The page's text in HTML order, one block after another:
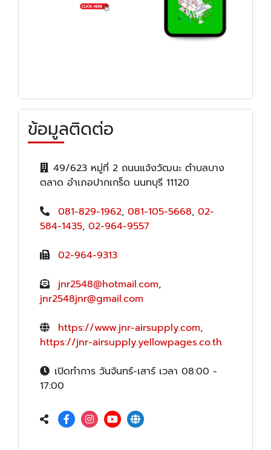
ข้อมูลติดต่อ
49/623 หมู่ที่ 2 ถนนแจ้งวัฒนะ ตำบลบาง
ตลาด อำเภอปากเกร็ด นนทบุรี 11120
081-829-1962, 081-105-5668, 02-
584-1435, 02-964-9557
02-964-9313
jnr2548@hotmail.com,
jnr2548jnr@gmail.com
https://www.jnr-airsupply.com,
https://jnr-airsupply.yellowpages.co.th
เปิดทำการ วันจันทร์-เสาร์ เวลา 08:00 -
17:00